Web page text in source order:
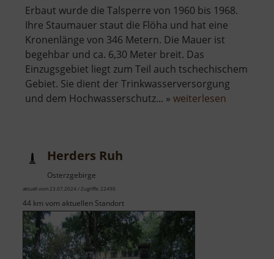
Erbaut wurde die Talsperre von 1960 bis 1968.
Ihre Staumauer staut die Flöha und hat eine
Kronenlänge von 346 Metern. Die Mauer ist
begehbar und ca. 6,30 Meter breit. Das
Einzugsgebiet liegt zum Teil auch tschechischem
Gebiet. Sie dient der Trinkwasserversorgung
und dem Hochwasserschutz... » weiterlesen
Herders Ruh
Osterzgebirge
aktuell vom 23.07.2024 / Zugriffe: 22490
44 km vom aktuellen Standort